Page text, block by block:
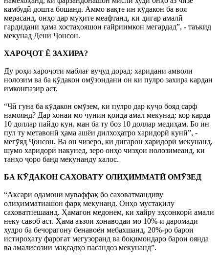
камбудӣ дошта бошанд. Аммо вақте ин кӯдакон ба воя
мерасанд, онҳо дар муҳите меафтанд, ки дигар амалӣ
гардидани ҳама хостаҳояшон ғайриимкон мегардад”, - таъкид
мекунад Дени Ҷонсон.
ХАРОҶОТ Ё ЗАХИРА?
Ду роҳи хароҷоти маблағ вуҷуд дорад: харидани амволи
нолозим ва ба кӯдакон омӯзондани он ки пулро захира кардан
имконпазир аст.
“Чӣ гуна ба кӯдакон омӯзем, ки пулро дар куҷо бояд сарф
намоянд? Дар хонаи мо чунин қоида амал мекунад: кор карда
10 доллар пайдо кун, ман ба ту боз 10 доллар медиҳам. Бо ин
пул ту метавонӣ ҳама ашёи дилхоҳатро харидорӣ кунӣ”, -
мегӯяд Ҷонсон. Ва он чизеро, ки дигарон харидорӣ мекунанд,
шумо харидорӣ накунед, зеро онҳо чизҳои нолозимеанд, ки
танҳо ҷоро банд мекунанду халос.
БА КӮДАКОН САХОВАТУ ОЛИҲИММАТӢ ОМӮЗЕД
“Аксари одамони муваффақ бо саховатмандиву
олиҳимматиашон фарқ мекунанд. Онҳо мустақилу
саховатпешаанд. Ҳамагон медонем, ки хайру эҳсонкорӣ амали
неку савоб аст. Ҳама аъзои хонаводаи мо 10%-и даромади
худро ба бечорагону бенавоён мебахшанд, 20%-ро барои
истироҳату фароғат мегузоранд ва боқимондаро барои оянда
ва амалисозии мақсадҳо пасандоз мекунанд”.